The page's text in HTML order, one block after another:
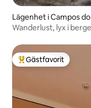
Lägenhet i Campos
Wanderlust, lyx i
Populär gästfavorit
Gästfavorit